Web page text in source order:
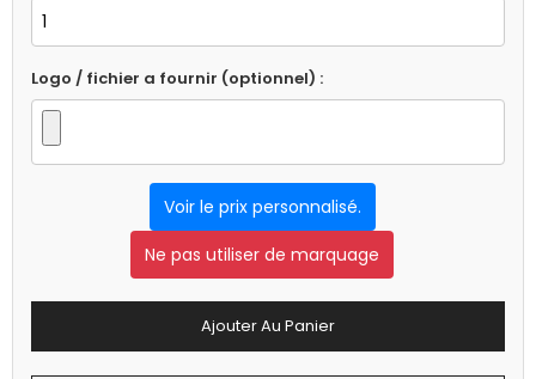
Logo / fichier a fournir (optionnel) :
Voir le prix personnalisé.
Ne pas utiliser de marquage
Ajouter Au Panier